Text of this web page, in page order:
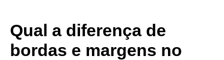
Qual a diferença de
bordas e margens no